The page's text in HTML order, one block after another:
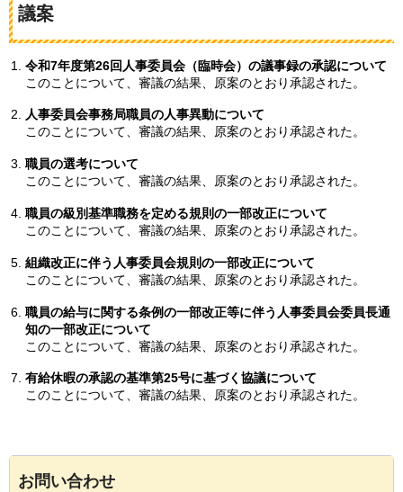
議案
令和7年度第26回人事委員会（臨時会）の議事録の承認について
このことについて、審議の結果、原案のとおり承認された。
人事委員会事務局職員の人事異動について
このことについて、審議の結果、原案のとおり承認された。
職員の選考について
このことについて、審議の結果、原案のとおり承認された。
職員の級別基準職務を定める規則の一部改正について
このことについて、審議の結果、原案のとおり承認された。
組織改正に伴う人事委員会規則の一部改正について
このことについて、審議の結果、原案のとおり承認された。
職員の給与に関する条例の一部改正等に伴う人事委員会委員長通
知の一部改正について
このことについて、審議の結果、原案のとおり承認された。
有給休暇の承認の基準第25号に基づく協議について
このことについて、審議の結果、原案のとおり承認された。
お問い合わせ